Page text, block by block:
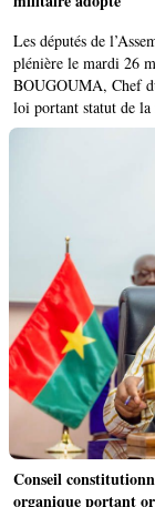
Les députés de
plénière le mardi 26
BOUGOUMA, Chef
loi portant statut de
Conseil
organique portant